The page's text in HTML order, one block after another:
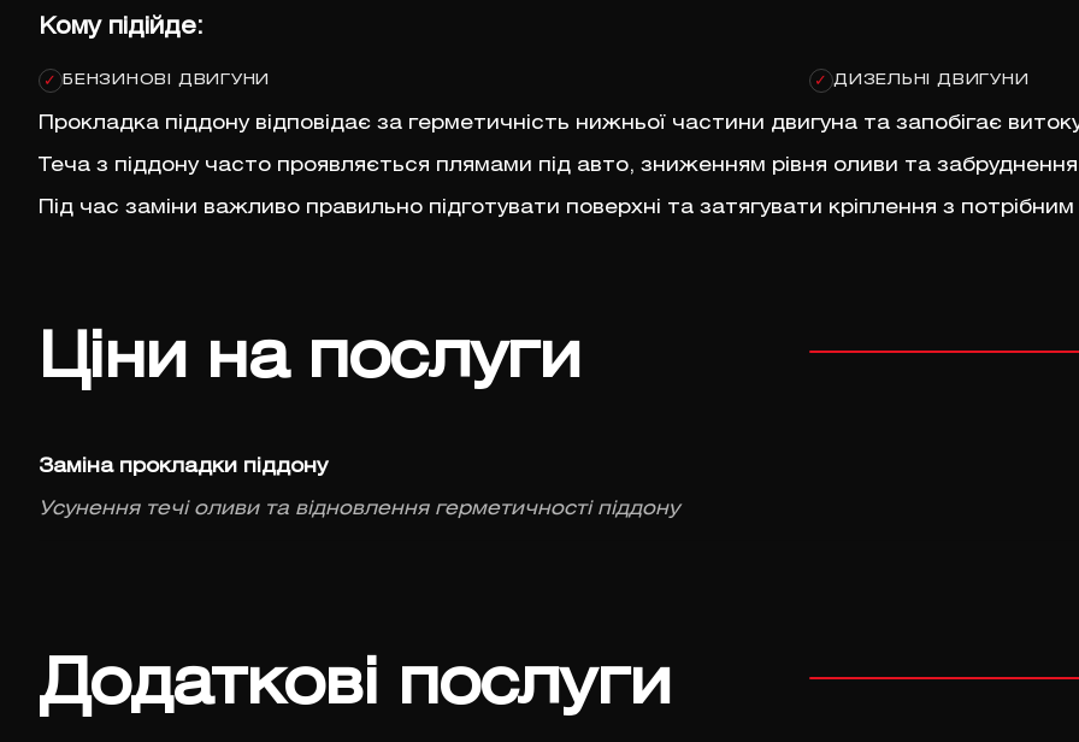
Кому підійде:
✓ БЕНЗИНОВІ ДВИГУНИ ✓ ДИЗЕЛЬНІ ДВИГУНИ
Прокладка піддону відповідає за герметичність нижньої частини двигуна та запобігає
Теча з піддону часто проявляється плямами під авто, зниженням рівня оливи та
Під час заміни важливо правильно підготувати поверхні та затягувати кріплення з
Ціни на послуги
Заміна прокладки піддону
Усунення течі оливи та відновлення герметичності піддону
Додаткові послуги